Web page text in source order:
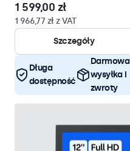
1 599,00 zł
1 966,77 zł z VAT
Szczegóły
Długa
dostępność
Darmowa
wysyłka i
zwroty